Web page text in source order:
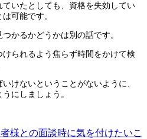
いたとしても、資格を失効してい
可能です。
かるかどうかは別の話です。
られるよう焦らず時間をかけて検
けないということがないように、
にしましょう。
様との面談時に気を付けたいこ